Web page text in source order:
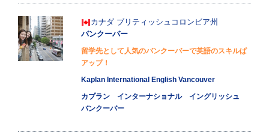
カナダ ブリティッシュコロンビア州
バンクーバー
留学先として人気のバンクーバーで英語のスキルぱ
アップ！
Kaplan International English Vancouver
カプラン インターナショナル イングリッシュ
バンクーバー